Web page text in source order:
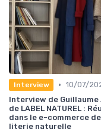
Interview • 10/07/
Interview de Guillaume
de LABEL NATUREL :
dans le e-commerce de
literie naturelle